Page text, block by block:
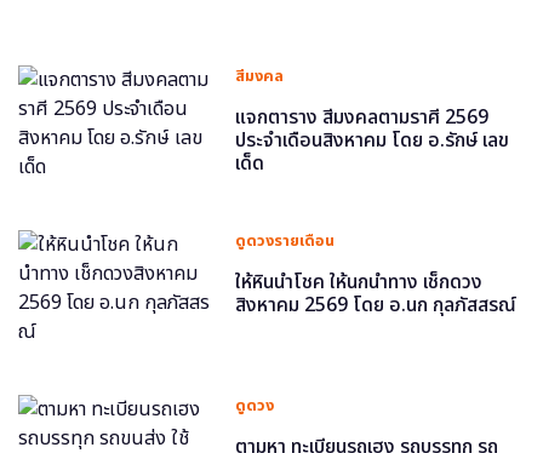
สีมงคล
แจกตาราง สีมงคลตามราศี 2569
ประจำเดือนสิงหาคม โดย อ.รักษ์ เลข
เด็ด
ดูดวงรายเดือน
ให้หินนำโชค ให้นกนำทาง เช็กดวง
สิงหาคม 2569 โดย อ.นก กุลภัสสรณ์
ดูดวง
ตามหา ทะเบียนรถเฮง รถบรรทุก รถ